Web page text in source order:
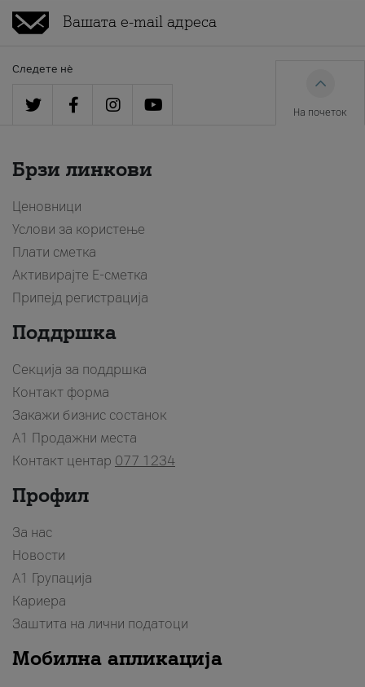
Следете нè
На почеток
Брзи линкови
Ценовници
Услови за користење
Плати сметка
Активирајте Е-сметка
Припејд регистрација
Поддршка
Секција за поддршка
Контакт форма
Закажи бизнис состанок
A1 Продажни места
Контакт центар 077 1234
Профил
За нас
Новости
А1 Групација
Кариера
Заштита на лични податоци
Мобилна апликација